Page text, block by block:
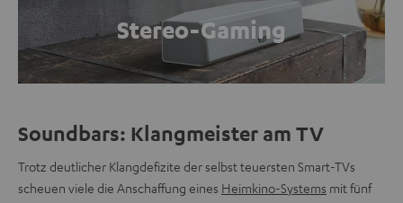
Stereo-Gaming
Soundbars: Klangmeister am TV
Trotz deutlicher Klangdefizite der selbst teuersten Smart-TVs
scheuen viele die Anschaffung eines Heimkino-Systems mit fünf